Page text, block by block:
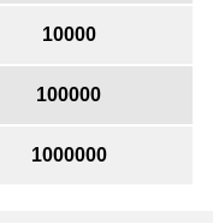
10000
100000
1000000